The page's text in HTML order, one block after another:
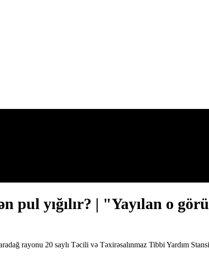
pul yığılır? | "Yayılan o
rayonu 20 saylı Təcili və Təxirəsalınmaz Tibbi Yardım